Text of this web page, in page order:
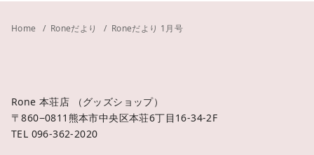
Home Roneだより Roneだより 1月号
Rone 本荘店 （グッズショップ）
〒860−0811熊本市中央区本荘6丁目16-34-2F
TEL 096-362-2020